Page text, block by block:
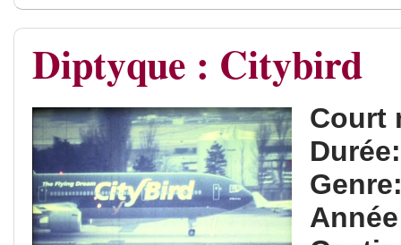
Diptyque : Citybird
Court